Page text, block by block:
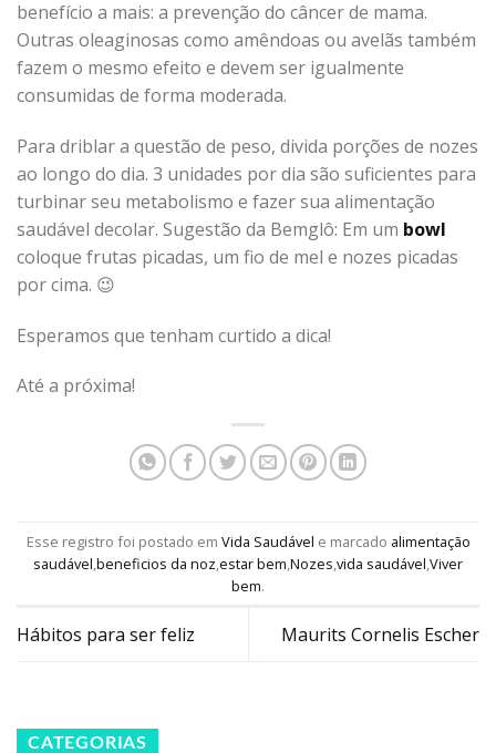
benefício a mais: a prevenção do câncer de mama.
Outras oleaginosas como amêndoas ou avelãs também
fazem o mesmo efeito e devem ser igualmente
consumidas de forma moderada.
Para driblar a questão de peso, divida porções de nozes
ao longo do dia. 3 unidades por dia são suficientes para
turbinar seu metabolismo e fazer sua alimentação
saudável decolar. Sugestão da Bemglô: Em um bowl
coloque frutas picadas, um fio de mel e nozes picadas
por cima. 😉
Esperamos que tenham curtido a dica!
Até a próxima!
Esse registro foi postado em Vida Saudável e marcado alimentação
saudável,beneficios da noz,estar bem,Nozes,vida saudável,Viver
bem.
Hábitos para ser feliz Maurits Cornelis Escher
CATEGORIAS